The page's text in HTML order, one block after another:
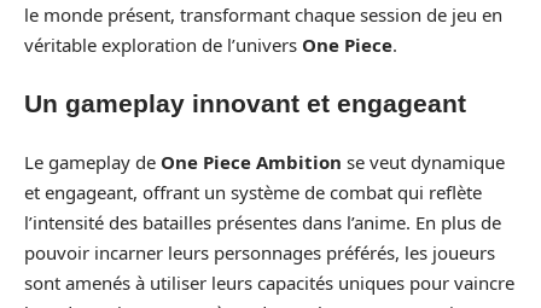
le monde présent, transformant chaque session de jeu en
véritable exploration de l’univers One Piece.
Un gameplay innovant et engageant
Le gameplay de One Piece Ambition se veut dynamique
et engageant, offrant un système de combat qui reflète
l’intensité des batailles présentes dans l’anime. En plus de
pouvoir incarner leurs personnages préférés, les joueurs
sont amenés à utiliser leurs capacités uniques pour vaincre